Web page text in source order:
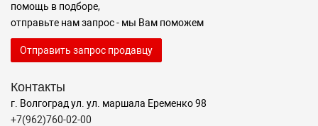
помощь в подборе,
отправьте нам запрос - мы Вам поможем
Отправить запрос продавцу
Контакты
г. Волгоград ул. ул. маршала Еременко 98
+7(962)760-02-00